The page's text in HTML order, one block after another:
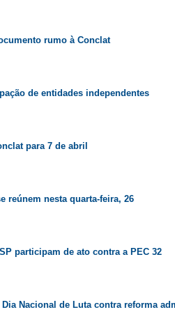
rumo à Conclat
de entidades independentes
para 7 de abril
reúnem nesta quarta-feira, 26
participam de ato contra a PEC 32
Nacional de Luta contra reforma